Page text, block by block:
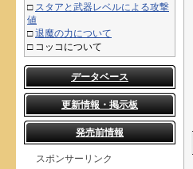
□ スタアと武器レベルによる攻撃
値
□退魔の力について
□ コッコについて
データベース
更新情報・掲示板
発売前情報
スポンサーリンク